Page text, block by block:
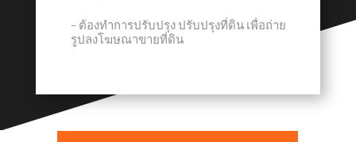
− ต้องทำการปรับปรุง ปรับปรุงที่ดิน เพื่อถ่าย
รูปลงโฆษณาขายที่ดิน